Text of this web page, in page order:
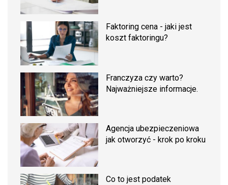
Faktoring cena - jaki jest
koszt faktoringu?
Franczyza czy warto?
Najważniejsze informacje.
Agencja ubezpieczeniowa
jak otworzyć - krok po kroku
Co to jest podatek